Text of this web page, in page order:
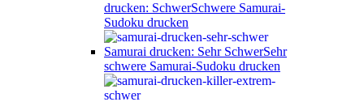
drucken: SchwerSchwere Samurai-
Sudoku drucken
Samurai drucken: Sehr SchwerSehr
schwere Samurai-Sudoku drucken